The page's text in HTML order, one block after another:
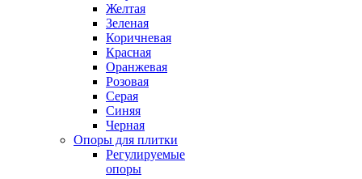
Желтая
Зеленая
Коричневая
Красная
Оранжевая
Розовая
Серая
Синяя
Черная
Опоры для плитки
Регулируемые
опоры